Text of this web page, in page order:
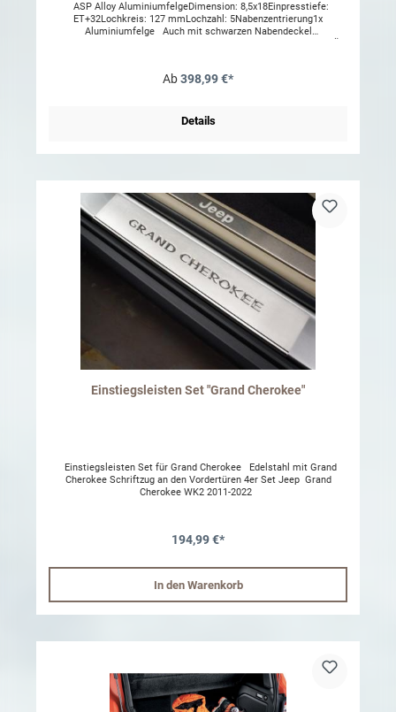
ASP Alloy AluminiumfelgeDimension: 8,5x18Einpresstiefe:
ET+32Lochkreis: 127 mmLochzahl: 5Nabenzentrierung1x
Aluminiumfelge Auch mit schwarzen Nabendeckel
Shop.Aufgeführte Reifengrößen im Gutachten: Für Grand Cherokee
R18265/60 R18285/50 R18Für Grand Cherokee WK2:255/60
Ab398,99 €*
Details
Einstiegsleisten Set "Grand Cherokee"
Einstiegsleisten Set für Grand Cherokee Edelstahl mit Grand
Cherokee Schriftzug an den Vordertüren 4er Set Jeep Grand
Cherokee WK2 2011-2022
194,99 €*
In den Warenkorb